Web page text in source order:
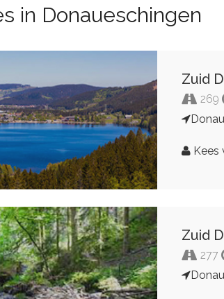
in Donaueschingen
Zuid
269
Kees
Zuid
277